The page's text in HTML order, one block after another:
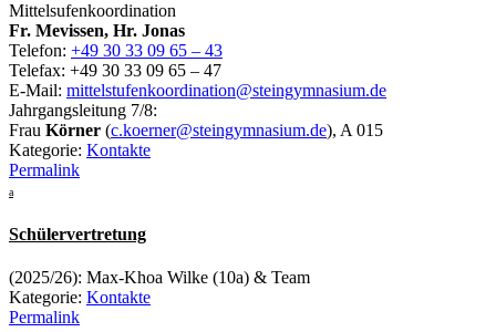
Mittelsufenkoordination
Fr. Mevissen, Hr. Jonas
Telefon: +49 30 33 09 65 – 43
Telefax: +49 30 33 09 65 – 47
E-Mail: mittelstufenkoordination@steingymnasium.de
Jahrgangsleitung 7/8:
Frau Körner (c.koerner@steingymnasium.de), A 015
Kategorie: Kontakte
Permalink
a
Schülervertretung
(2025/26): Max-Khoa Wilke (10a) & Team
Kategorie: Kontakte
Permalink